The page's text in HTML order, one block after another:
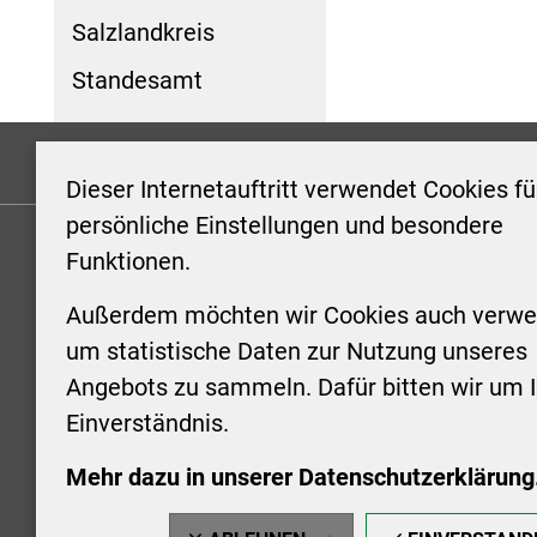
Dieser Internetauftritt verwendet Cookies
persönliche Einstellungen und besondere
Funktionen.
Außerdem möchten wir Cookies auch
um statistische Daten zur Nutzung unseres
Angebots zu sammeln. Dafür bitten wir um
Einverständnis.
Mehr dazu in unserer
Salzlandkreis
Standesamt
KONTAKT
Stadt Aschersleben
Markt 1
06449 Aschersleben
+49 3473 958-0
stadt@aschersleben.de
https://www.aschersleben.de/
Montag:
Uhr
Uhr
vorheriger